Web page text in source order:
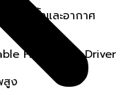
นด้วยน้ำและอากาศ
Frequency Driver
สูง